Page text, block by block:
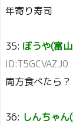
年寄り寿司
35: ぼうや(富
ID:T5GCVAZJ0
両方食べたら？
36: しんちゃ